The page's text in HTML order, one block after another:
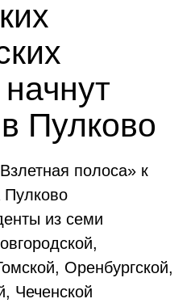
Пулково
полоса» к
Пулково
из семи
Оренбургской,
Чеченской